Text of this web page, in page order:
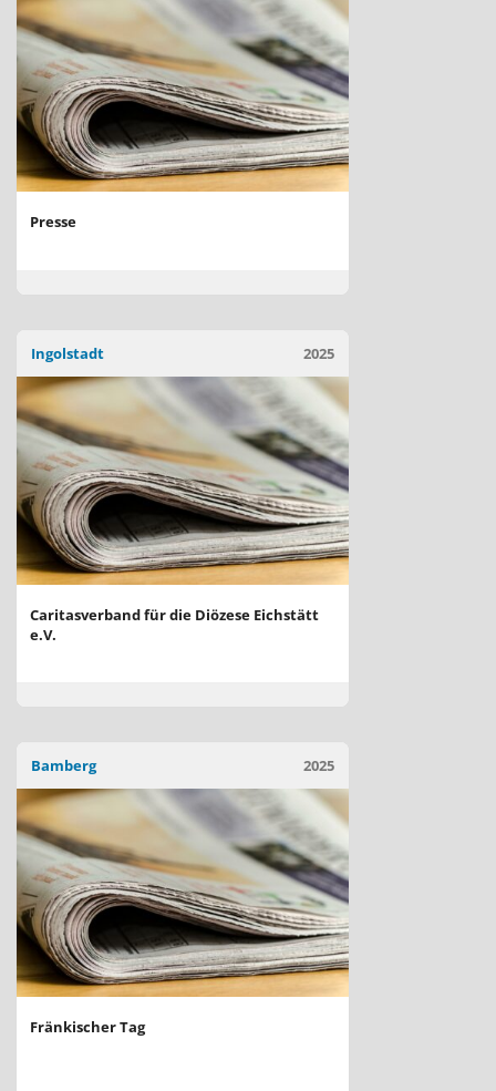
Presse
2025
Ingolstadt
Caritasverband für die Diözese Eichstätt
e.V.
2025
Bamberg
Fränkischer Tag